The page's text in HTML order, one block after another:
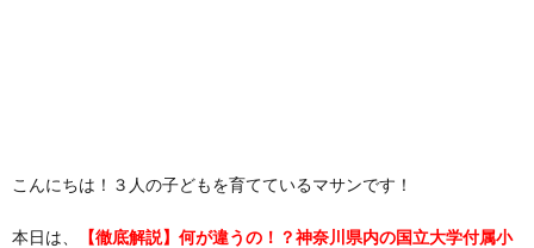
こんにちは！３人の子どもを育てているマサンです！
本日は、
【徹底解説】何が違うの！？神奈川県内の国立大学付属小